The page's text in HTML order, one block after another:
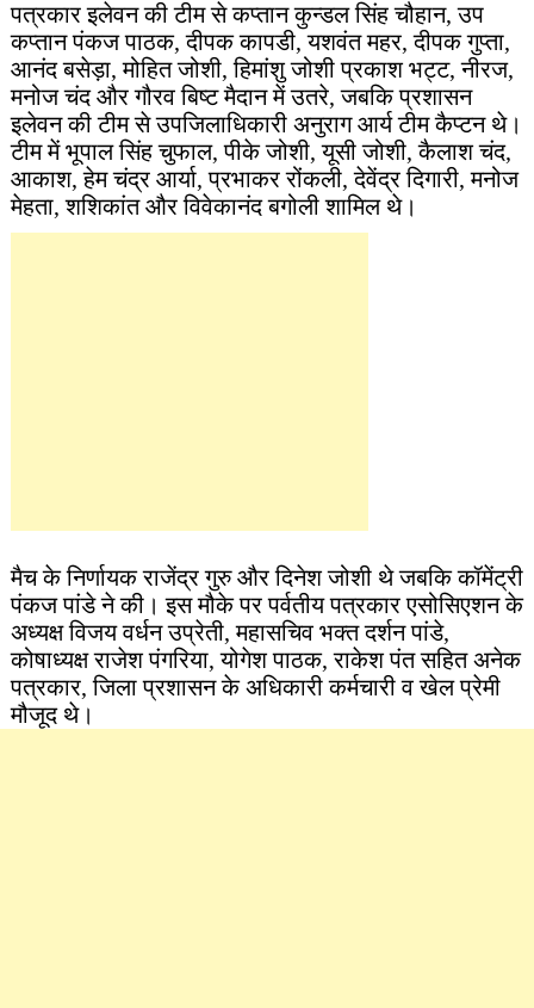
पत्रकार इलेवन की टीम से कप्तान कुन्डल सिंह चौहान, उप
कप्तान पंकज पाठक, दीपक कापडी, यशवंत महर, दीपक गुप्ता,
आनंद बसेड़ा, मोहित जोशी, हिमांशु जोशी प्रकाश भट्ट, नीरज,
मनोज चंद और गौरव बिष्ट मैदान में उतरे, जबकि प्रशासन
इलेवन की टीम से उपजिलाधिकारी अनुराग आर्य टीम कैप्टन थे।
टीम में भूपाल सिंह चुफाल, पीके जोशी, यूसी जोशी, कैलाश चंद,
आकाश, हेम चंद्र आर्या, प्रभाकर रोंकली, देवेंद्र दिगारी, मनोज
मेहता, शशिकांत और विवेकानंद बगोली शामिल थे।
मैच के निर्णायक राजेंद्र गुरु और दिनेश जोशी थे जबकि कॉमेंट्री
पंकज पांडे ने की। इस मौके पर पर्वतीय पत्रकार एसोसिएशन के
अध्यक्ष विजय वर्धन उप्रेती, महासचिव भक्त दर्शन पांडे,
कोषाध्यक्ष राजेश पंगरिया, योगेश पाठक, राकेश पंत सहित अनेक
पत्रकार, जिला प्रशासन के अधिकारी कर्मचारी व खेल प्रेमी
मौजूद थे।